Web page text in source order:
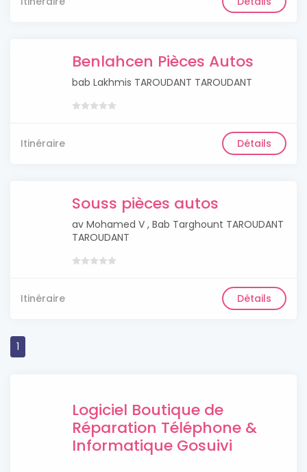
Benlahcen Pièces Autos
bab Lakhmis TAROUDANT TAROUDANT
Itinéraire Détails
Souss pièces autos
av Mohamed V , Bab Targhount TAROUDANT
TAROUDANT
Itinéraire Détails
1
Logiciel Boutique de
Réparation Téléphone &
Informatique Gosuivi